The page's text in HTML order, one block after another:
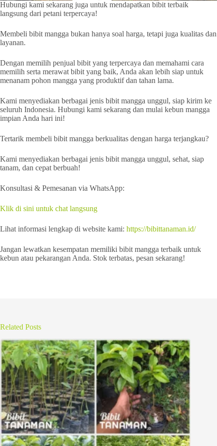
Hubungi kami sekarang juga untuk mendapatkan bibit terbaik
langsung dari petani terpercaya!
Membeli bibit mangga bukan hanya soal harga, tetapi juga kualitas dan
layanan.
Dengan memilih penjual bibit yang terpercaya dan memahami cara
memilih serta merawat bibit yang baik, Anda akan lebih siap untuk
menanam pohon mangga yang produktif dan tahan lama.
Kami menyediakan berbagai jenis bibit mangga unggul, siap kirim ke
seluruh Indonesia. Hubungi kami sekarang dan mulai kebun mangga
impian Anda hari ini!
Tertarik membeli bibit mangga berkualitas dengan harga terjangkau?
Kami menyediakan berbagai jenis bibit mangga unggul, sehat, siap
tanam, dan cepat berbuah!
Konsultasi & Pemesanan via WhatsApp:
Klik di sini untuk chat langsung
Lihat informasi lengkap di website kami: https://bibittanaman.id/
Jangan lewatkan kesempatan memiliki bibit mangga terbaik untuk
kebun atau pekarangan Anda. Stok terbatas, pesan sekarang!
Related Posts